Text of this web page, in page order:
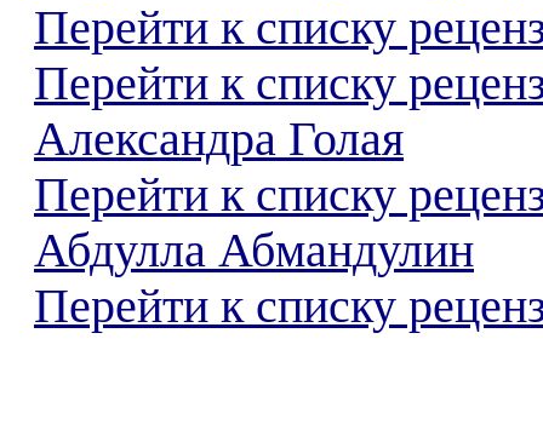
Перейти к списку
Перейти к списку
Александра Голая
Перейти к списку
Абдулла Абмандулин
Перейти к списку